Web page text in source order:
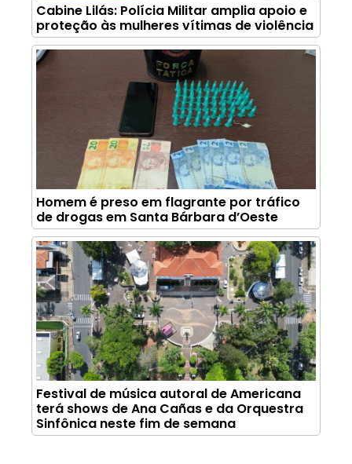
Cabine Lilás: Polícia Militar amplia apoio e
proteção às mulheres vítimas de violência
Homem é preso em flagrante por tráfico
de drogas em Santa Bárbara d’Oeste
Festival de música autoral de Americana
terá shows de Ana Cañas e da Orquestra
Sinfônica neste fim de semana